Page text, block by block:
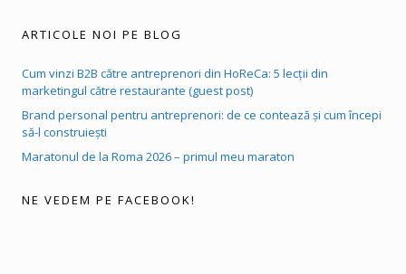
ARTICOLE NOI PE BLOG
Cum vinzi B2B către antreprenori din HoReCa: 5 lecții din
marketingul către restaurante (guest post)
Brand personal pentru antreprenori: de ce contează și cum începi
să-l construiești
Maratonul de la Roma 2026 – primul meu maraton
NE VEDEM PE FACEBOOK!